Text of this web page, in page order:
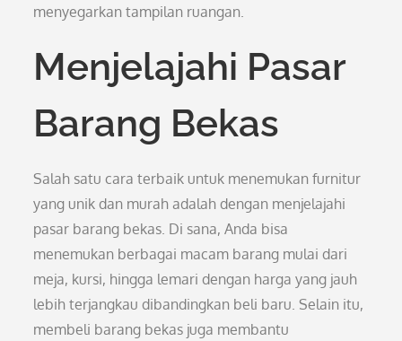
menyegarkan tampilan ruangan.
Menjelajahi Pasar
Barang Bekas
Salah satu cara terbaik untuk menemukan furnitur
yang unik dan murah adalah dengan menjelajahi
pasar barang bekas. Di sana, Anda bisa
menemukan berbagai macam barang mulai dari
meja, kursi, hingga lemari dengan harga yang jauh
lebih terjangkau dibandingkan beli baru. Selain itu,
membeli barang bekas juga membantu